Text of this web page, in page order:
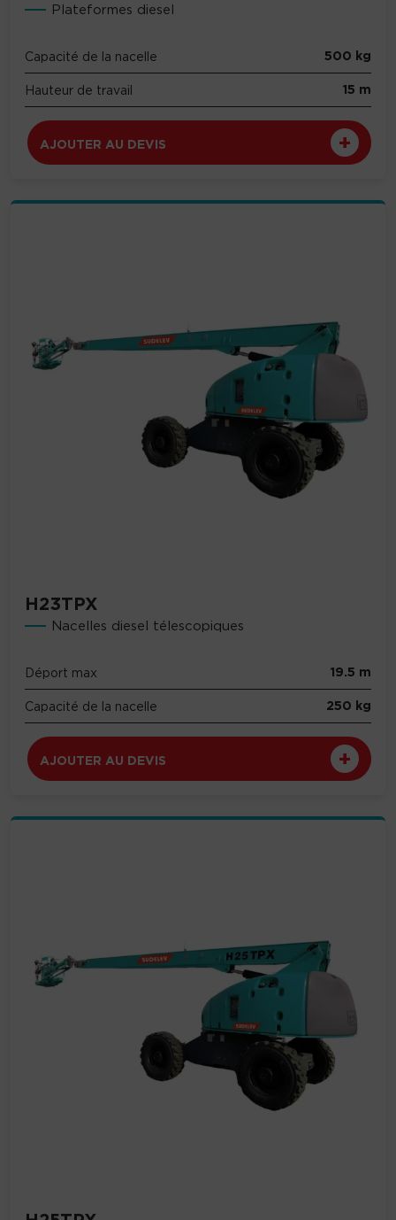
Plateformes diesel
Capacité de la nacelle 500 kg
Hauteur de travail 15 m
AJOUTER AU DEVIS
H23TPX
Nacelles diesel télescopiques
Déport max 19.5 m
Capacité de la nacelle 250 kg
AJOUTER AU DEVIS